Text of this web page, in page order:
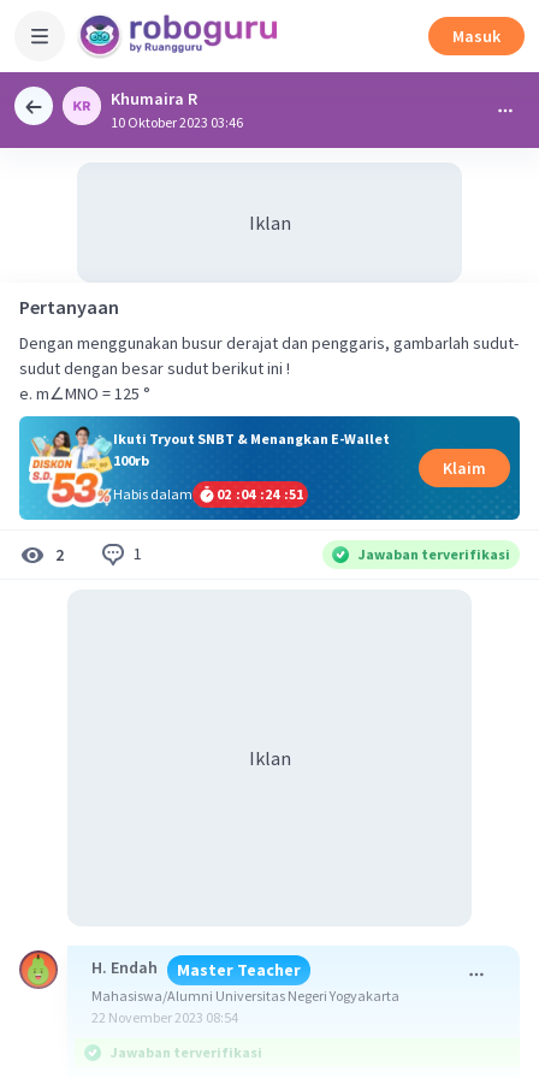
Masuk
Khumaira R
10 Oktober 2023 03:46
Iklan
Pertanyaan
Dengan menggunakan busur derajat dan penggaris, gambarlah sudut-
sudut dengan besar sudut berikut ini !
e. m∠MNO = 125 °
Ikuti Tryout SNBT & Menangkan E-Wallet
100rb
Habis dalam
02 :04 :24 :50
Klaim
2 1 Jawaban terverifikasi
Iklan
H. Endah Master Teacher
Mahasiswa/Alumni Universitas Negeri Yogyakarta
22 November 2023 08:54
Jawaban terverifikasi